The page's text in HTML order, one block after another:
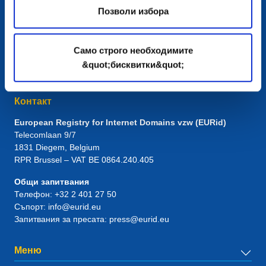
Позволи избора
Само строго необходимите
&quot;бисквитки&quot;
Контакт
European Registry for Internet Domains vzw (EURid)
Telecomlaan 9/7
1831 Diegem, Belgium
RPR Brussel – VAT BE 0864.240.405
Общи запитвания
Телефон: +32 2 401 27 50
Съпорт: info@eurid.eu
Запитвания за пресата: press@eurid.eu
Меню